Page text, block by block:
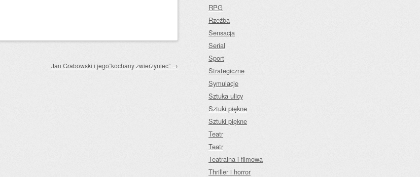
Jan Grabowski i jego”kochany zwierzyniec” →
RPG
Rzeźba
Sensacja
Serial
Sport
Strategiczne
Symulacje
Sztuka ulicy
Sztuki piękne
Sztuki piękne
Teatr
Teatr
Teatralna i filmowa
Thriller i horror